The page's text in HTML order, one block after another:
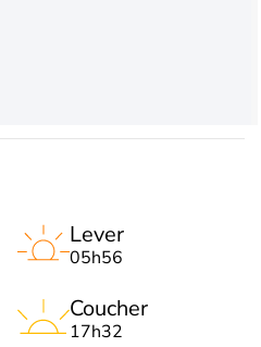
Lever
05h56
Coucher
17h32